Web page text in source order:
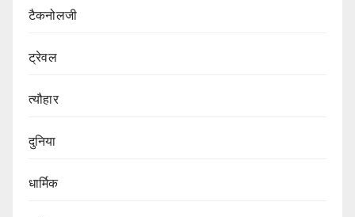
टैकनोलजी
ट्रेवल
त्यौहार
दुनिया
धार्मिक